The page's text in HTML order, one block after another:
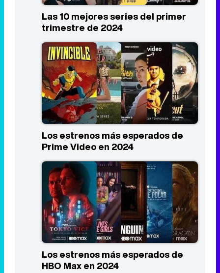
Las 10 mejores series del primer
trimestre de 2024
Los estrenos más esperados de
Prime Video en 2024
Los estrenos más esperados de
HBO Max en 2024